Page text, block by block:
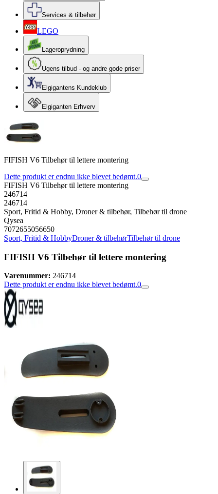
Services & tilbehør
LEGO
Lageroprydning
Ugens tilbud - og andre gode priser
Elgigantens Kundeklub
Elgiganten Erhverv
FIFISH V6 Tilbehør til lettere montering
Dette produkt er endnu ikke blevet bedømt.0
FIFISH V6 Tilbehør til lettere montering
246714
246714
Sport, Fritid & Hobby, Droner & tilbehør, Tilbehør til drone
Qysea
7072655056650
Sport, Fritid & HobbyDroner & tilbehørTilbehør til drone
FIFISH V6 Tilbehør til lettere montering
Varenummer: 246714
Dette produkt er endnu ikke blevet bedømt.0